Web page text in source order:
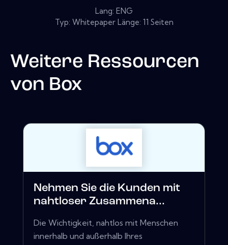
Lang: ENG
Typ: Whitepaper Länge: 11 Seiten
Weitere Ressourcen
von Box
Nehmen Sie die Kunden mit
nahtloser Zusammena...
Die Wichtigkeit, nahtlos mit Menschen
innerhalb und außerhalb Ihres